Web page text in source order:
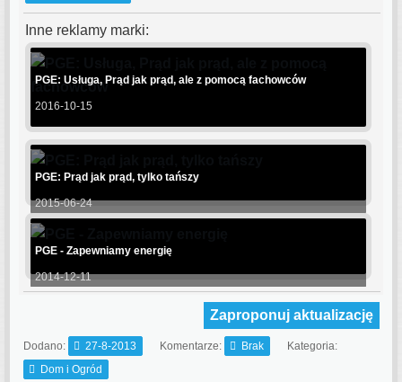
Inne reklamy marki:
PGE: Usługa, Prąd jak prąd, ale z pomocą fachowców
2016-10-15
PGE: Prąd jak prąd, tylko tańszy
2015-06-24
PGE - Zapewniamy energię
2014-12-11
Zaproponuj aktualizację
Dodano: 27-8-2013 Komentarze: Brak
Kategoria:
Dom i Ogród